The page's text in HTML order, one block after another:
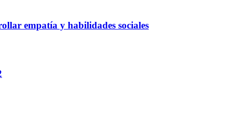
empatía y habilidades sociales